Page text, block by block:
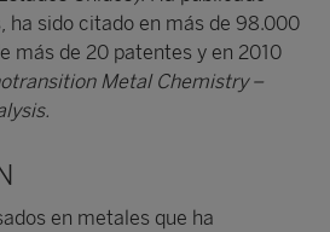
ha sido citado en más de 98.000
más de 20 patentes y en 2010
Metal Chemistry –
en metales que ha